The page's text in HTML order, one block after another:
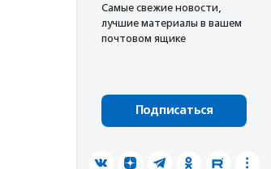
Cамые свежие новости,
лучшие материалы в вашем
почтовом ящике
Подписаться